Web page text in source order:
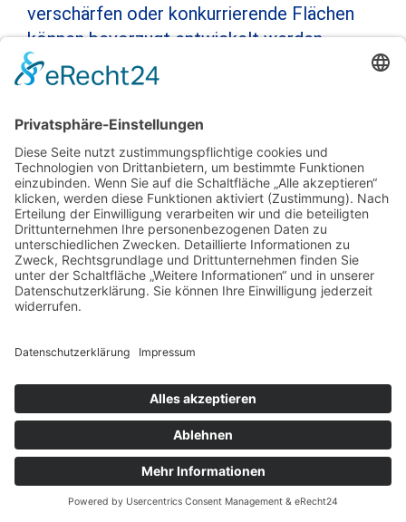
verschärfen oder konkurrierende Flächen
können bevorzugt entwickelt werden.
Gegen solche Entscheidungen besteht
keine rechtliche Handhabe.
DerZeitfaktor belastet die Liquidität
erheblich. Während Sie jahrelang
Grundsteuer zahlen, bleibt das Kapital
gebunden. In derselben Zeit generieren
alternative Anlagemöglichkeiten
möglicherweise verlässlichere Erträge.
Unkalkulierbare Erschließungskosten
geschätzten Infrastrukturkosten können
oder nachträglichen Planungsänderungen
verdoppeln. Die Gemeinde legt die
Erschließungsbeiträge nach dem
Verursacherprinzip um – ohne
Kostenobergrenze.